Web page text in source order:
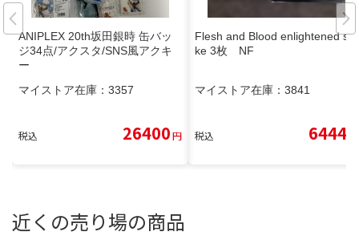
ANIPLEX 20th坂田銀時 缶バッ
ジ34点/アクスタ/SNS風アクキ
ー
マイストア在庫： 3357
税込 26400円
Flesh and Blood enlightened stri
ke 3枚 NF
マイストア在庫： 3841
税込 6444
近くの売り場の商品